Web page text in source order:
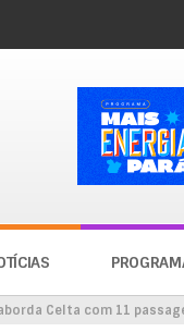
aborda Celta com 11